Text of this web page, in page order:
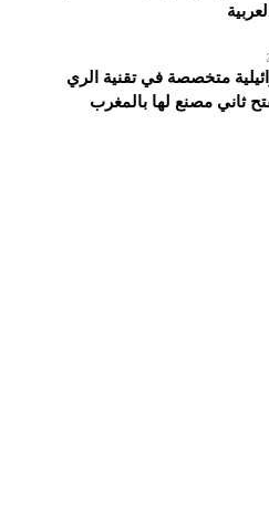
متخصصة في تقنية الري
ثاني مصنع لها بالمغرب